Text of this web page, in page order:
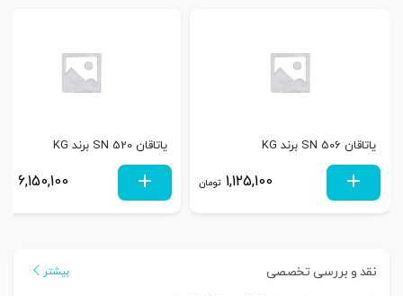
یاتاقان SN 506 برند KG
1,125,100 تومان
یاتاقان SN 520 برند KG
6,150,100
نقد و بررسی تخصصی بیشتر